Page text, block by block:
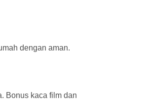
dengan aman.
Bonus kaca film dan